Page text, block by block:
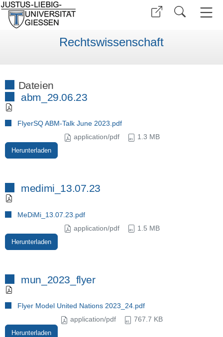
Rechtswissenschaft
Dateien
abm_29.06.23
FlyerSQ ABM-Talk June 2023.pdf
application/pdf
1.3 MB
Herunterladen
medimi_13.07.23
MeDiMi_13.07.23.pdf
application/pdf
1.5 MB
Herunterladen
mun_2023_flyer
Flyer Model United Nations 2023_24.pdf
application/pdf
767.7 KB
Herunterladen